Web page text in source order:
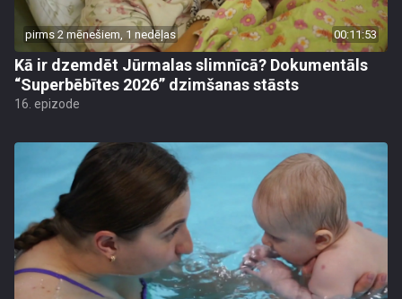
pirms 2 mēnešiem, 1 nedēļas 00:11:53
Kā ir dzemdēt Jūrmalas slimnīcā? Dokumentāls
“Superbēbītes 2026” dzimšanas stāsts
16. epizode